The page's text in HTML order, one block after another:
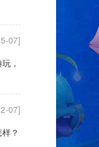
，
07]
？
07]